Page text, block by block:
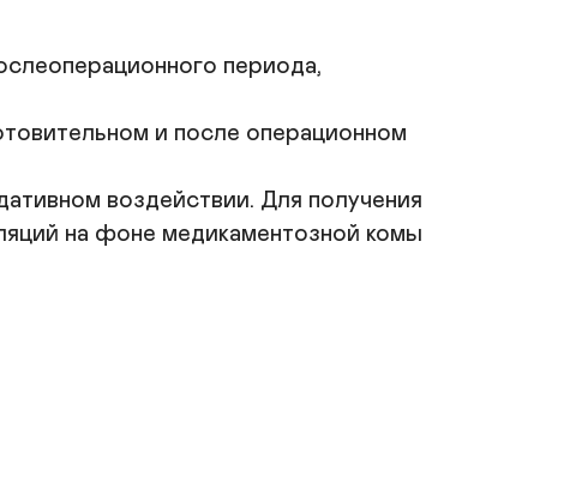
периода,
и после операционном
воздействии. Для получения
на фоне медикаментозной комы